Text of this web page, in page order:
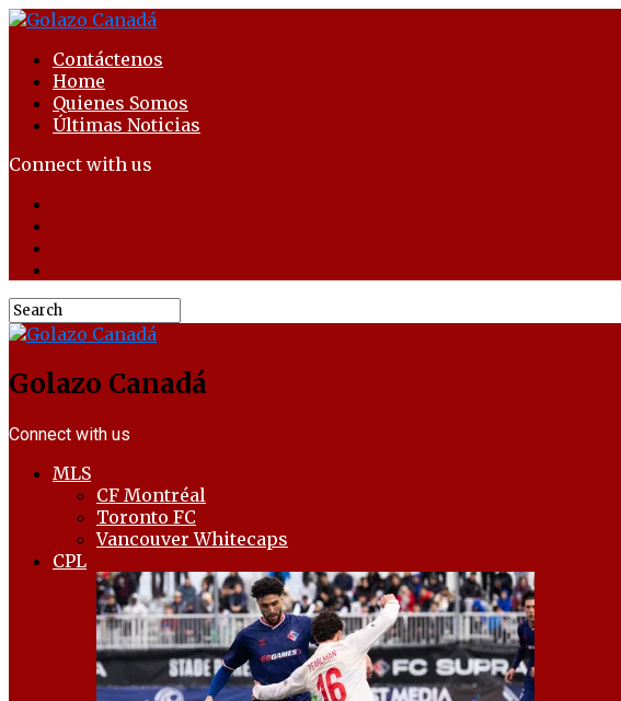
Contáctenos
Home
Quienes Somos
Últimas Noticias
Connect with us
Golazo Canadá
Connect with us
MLS
CF Montréal
Toronto FC
Vancouver Whitecaps
CPL